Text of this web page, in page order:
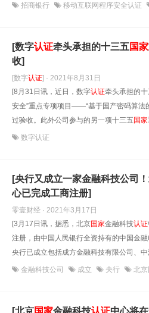
招商银行 移动互联网程序安全认证
[数字认证牵头承担的十三五国家
收]
[数字认证] · 2021年8月31日
[8月31日讯，近日，数字认证牵头承担的十
安全”重点专项项目——“基于国产密码算法
过验收。此外公司参与的另一项十三五国家
数字认证
[央行又成立一家金融科技公司
心已完成工商注册]
零壹财经 · 2021年3月17日
[3月17日讯，据悉，北京国家金融科技认证
注册，由中国人民银行全资持有的中国金
央行已成立包括成方金融科技有限公司、
金融科技公司 成立 央行 北
[北京国家金融科技认证中心将